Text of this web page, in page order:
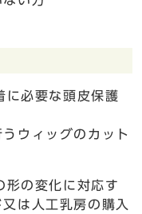
必要な頭皮保護
ィッグのカット
の変化に対応す
は人工乳房の購入